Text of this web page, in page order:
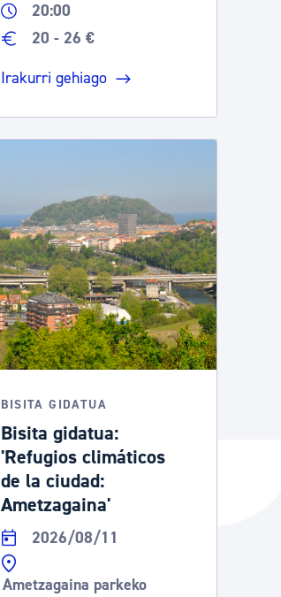
20:00
20 - 26 €
Irakurri gehiago
BISITA GIDATUA
Bisita gidatua:
'Refugios climáticos
de la ciudad:
Ametzagaina'
2026/08/11
Ametzagaina parkeko